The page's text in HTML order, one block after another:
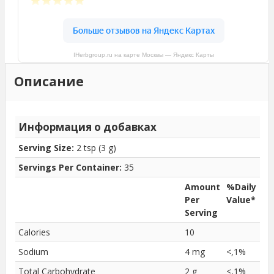
IHerbgroup.ru на карте Москвы — Яндекс Карты
Описание
Информация о добавках
Serving Size: 2 tsp (3 g)
Servings Per Container: 35
Amount
Per
Serving
%Daily
Value*
Calories
10
Sodium
4 mg
<,1%
Total Carbohydrate
2 g <,1%